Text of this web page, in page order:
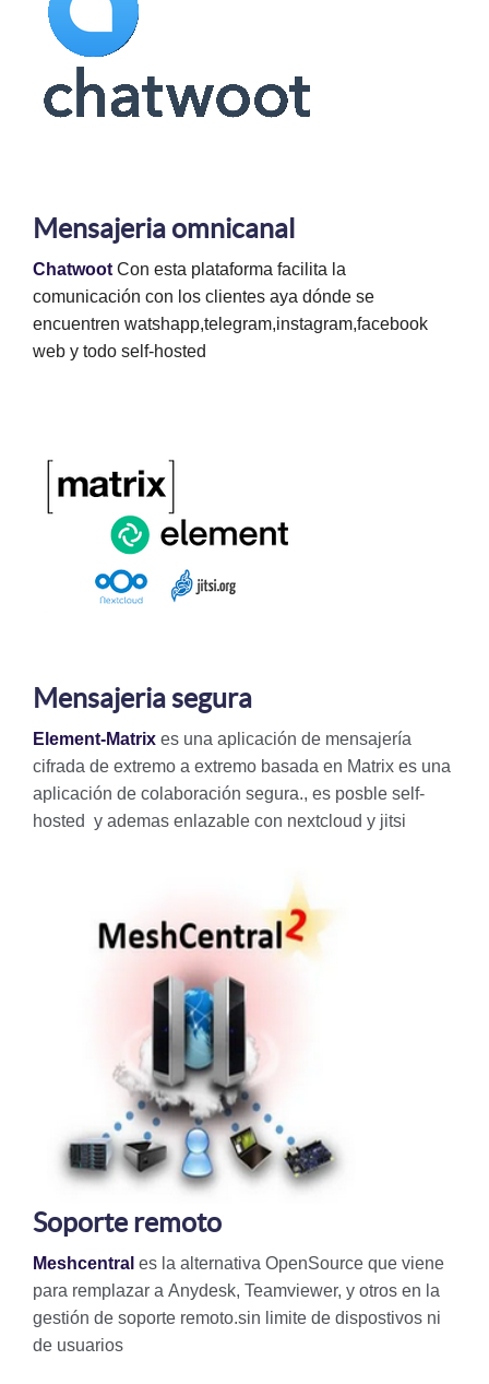
Mensajeria omnicanal
Chatwoot Con esta plataforma facilita la
comunicación con los clientes aya dónde se
encuentren watshapp,telegram,instagram,facebook
web y todo self-hosted
Mensajeria segura
Element-Matrix es una aplicación de mensajería
cifrada de extremo a extremo basada en Matrix es una
aplicación de colaboración segura., es posble self-
hosted y ademas enlazable con nextcloud y jitsi
Soporte remoto
Meshcentral es la alternativa OpenSource que viene
para remplazar a Anydesk, Teamviewer, y otros en la
gestión de soporte remoto.sin limite de dispostivos ni
de usuarios